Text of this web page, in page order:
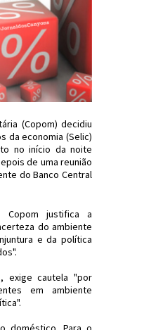
(Copom) decidiu
da economia (Selic)
no início da noite
de uma reunião
do Banco Central
Copom justifica a
do ambiente
e da política
exige cautela "por
em ambiente